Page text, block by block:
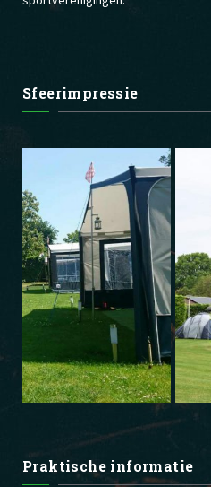
Sfeerimpressie
Praktische informatie